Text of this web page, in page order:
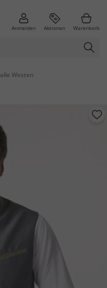
Anmelden Aktionen Warenkorb
alle Westen